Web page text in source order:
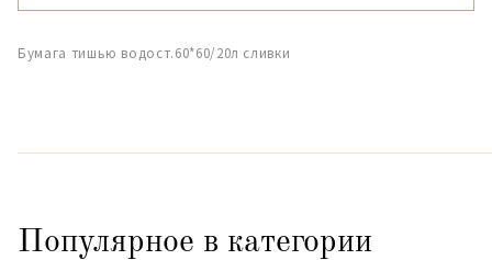
Бумага тишью водост.60*60/20л сливки
Популярное в категории